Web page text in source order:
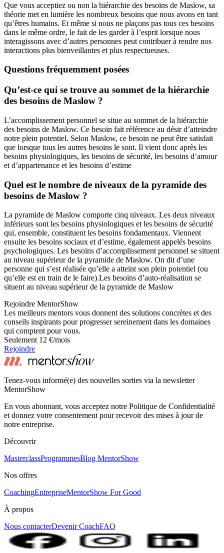
Que vous acceptiez ou non la hiérarchie des besoins de Maslow, sa
théorie met en lumière les nombreux besoins que nous avons en tant
qu’êtres humains. Et même si nous ne plaçons pas tous ces besoins
dans le même ordre, le fait de les garder à l’esprit lorsque nous
interagissons avec d’autres personnes peut contribuer à rendre nos
interactions plus bienveillantes et plus respectueuses.
Questions fréquemment posées
Qu’est-ce qui se trouve au sommet de la hiérarchie
des besoins de Maslow ?
L’accomplissement personnel se situe au sommet de la hiérarchie
des besoins de Maslow. Ce besoin fait référence au désir d’atteindre
notre plein potentiel. Selon Maslow, ce besoin ne peut être satisfait
que lorsque tous les autres besoins le sont. Il vient donc après les
besoins physiologiques, les besoins de sécurité, les besoins d’amour
et d’appartenance et les besoins d’estime
Quel est le nombre de niveaux de la pyramide des
besoins de Maslow ?
La pyramide de Maslow comporte cinq niveaux. Les deux niveaux
inférieurs sont les besoins physiologiques et les besoins de sécurité
qui, ensemble, constituent les besoins fondamentaux. Viennent
ensuite les besoins sociaux et d’estime, également appelés besoins
psychologiques. Les besoins d’accomplissement personnel se situent
au niveau supérieur de la pyramide de Maslow. On dit d’une
personne qui s’est réalisée qu’elle a atteint son plein potentiel (ou
qu’elle est en train de le faire).Les besoins d’auto-réalisation se
situent au niveau supérieur de la pyramide de Maslow
Rejoindre MentorShow
Les meilleurs mentors vous donnent des solutions concrètes et des
conseils inspirants pour progresser sereinement dans les domaines
qui comptent pour vous.
Seulement 12 €/mois
Rejoindre
Tenez-vous informé(e) des nouvelles sorties via la newsletter
MentorShow
En vous abonnant, vous acceptez notre Politique de Confidentialité
et donnez votre consentement pour recevoir des mises à jour de
notre entreprise.
Découvrir
MasterclassProgrammesBlog MentorShow
Nos offres
CoachingEntrepriseMentorShow For Good
À propos
Nous contacterDevenir CoachFAQ